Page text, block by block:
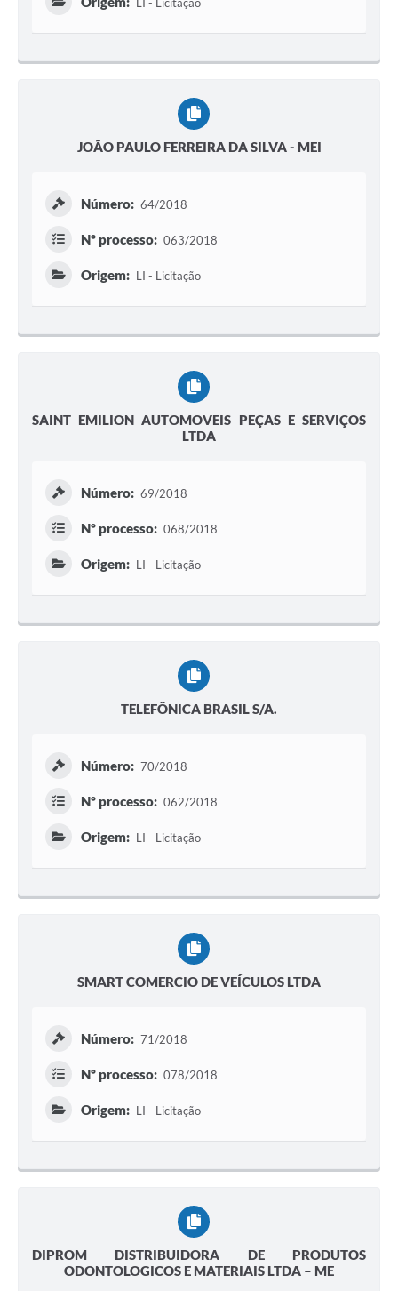
JOÃO PAULO FERREIRA DA SILVA - MEI
Número: 64/2018
Nº processo: 063/2018
Origem: LI - Licitação
SAINT EMILION AUTOMOVEIS PEÇAS E SERVIÇOS
LTDA
Número: 69/2018
Nº processo: 068/2018
Origem: LI - Licitação
TELEFÔNICA BRASIL S/A.
Número: 70/2018
Nº processo: 062/2018
Origem: LI - Licitação
SMART COMERCIO DE VEÍCULOS LTDA
Número: 71/2018
Nº processo: 078/2018
Origem: LI - Licitação
DIPROM DISTRIBUIDORA DE PRODUTOS
ODONTOLOGICOS E MATERIAIS LTDA – ME